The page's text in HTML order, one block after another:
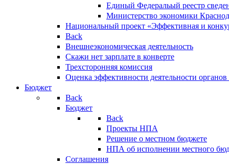
Единый Федеральый реестр
Министерство экономики
Национальный проект «Эффективная и
Back
Внешнеэкономическая деятельность
Скажи нет зарплате в конверте
Трехсторонняя комиссия
Оценка эффективности деятельности
Бюджет
Back
Бюджет
Back
Проекты НПА
Решение о местном бюджете
НПА об исполнении местного
Соглашения